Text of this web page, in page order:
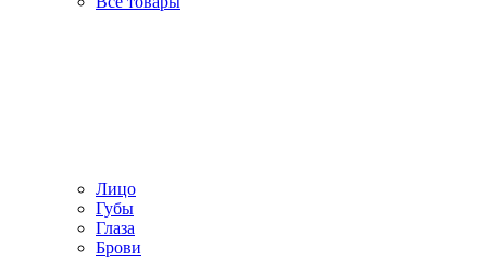
Лицо
Губы
Глаза
Брови